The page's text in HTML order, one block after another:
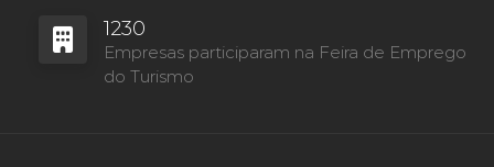
1230
Empresas participaram na Feira de Emprego
do Turismo